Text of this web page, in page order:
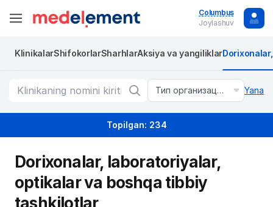
Columbus
Joylashuv
KlinikalarShifokorlarSharhlarAksiya va yangiliklar
Тип организации Yana
Topilgan: 234
Dorixonalar, laboratoriyalar,
optikalar va boshqa tibbiy
tashkilotlar